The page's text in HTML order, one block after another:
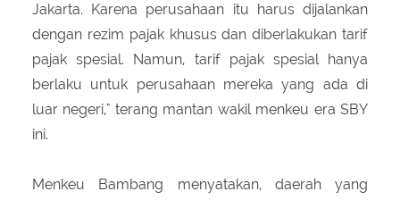
Jakarta. Karena perusahaan itu harus dijalankan
dengan rezim pajak khusus dan diberlakukan tarif
pajak spesial. Namun, tarif pajak spesial hanya
berlaku untuk perusahaan mereka yang ada di
luar negeri," terang mantan wakil menkeu era SBY
ini.
Menkeu Bambang menyatakan, daerah yang